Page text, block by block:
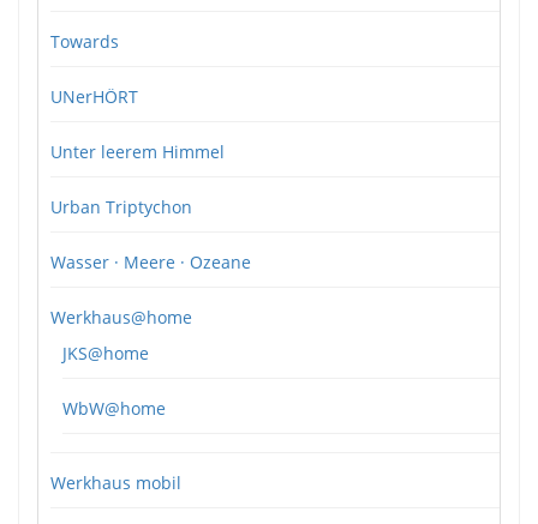
Towards
UNerHÖRT
Unter leerem Himmel
Urban Triptychon
Wasser · Meere · Ozeane
Werkhaus@home
JKS@home
WbW@home
Werkhaus mobil